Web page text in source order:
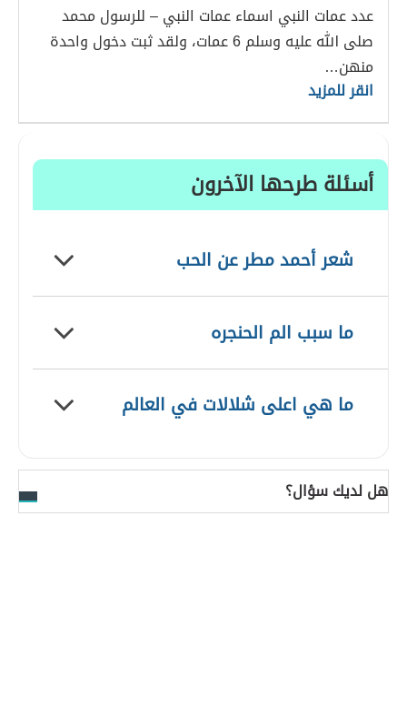
عدد عمات النبي اسماء عمات النبي – للرسول محمد
صلى الله عليه وسلم 6 عمات، ولقد ثبت دخول واحدة
منهن…
انقر للمزيد
أسئلة طرحها الآخرون
شعر أحمد مطر عن الحب
ما سبب الم الحنجره
ما هي اعلى شلالات في العالم
هل لديك سؤال؟